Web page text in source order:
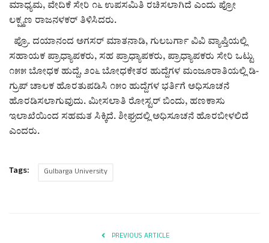
ಮಾಧ್ಯಮ, ವೇದಿಕೆ ಸೇರಿ ೧೬ ಉಪಸಮಿತಿ ರಚಿಸಲಾಗಿದೆ ಎಂದು ಪ್ರೋ
ಲಕ್ಷ್ಮಣ ರಾಜನಳಕರ್ ತಿಳಿಸಿದರು.
ಪ್ರೊ. ದಯಾನಂದ ಅಗಸರ್ ಮಾತನಾಡಿ, ಗುಲಬರ್ಗಾ ವಿವಿ ವ್ಯಾಪ್ತಿಯಲ್ಲಿ
ಸಹಾಯಕ ಪ್ರಾಧ್ಯಾಪಕರು, ಸಹ ಪ್ರಾಧ್ಯಾಪಕರು, ಪ್ರಾಧ್ಯಾಪಕರು ಸೇರಿ ಒಟ್ಟು
೧೫೫ ಬೋಧಕ ಹುದ್ದೆ, ೨೦೬ ಬೋಧಕೇತರ ಹುದ್ದೆಗಳ ಮಂಜೂರಾತಿಯಲ್ಲಿ ಡಿ-
ಗ್ರುಪ್ ಚಾಲಕ ಹೊರತುಪಡಿಸಿ ೧೫೦ ಹುದ್ದೆಗಳ ಭರ್ತಿಗೆ ಅಧಿಸೂಚನೆ
ಹೊರಡಿಸಲಾಗುವುದು. ಮೀಸಲಾತಿ ರೋಸ್ಟರ್ ಬಿಂದು, ಹಣಕಾಸು
ಇಲಾಖೆಯಿಂದ ಸಹಮತ ಸಿಕ್ಕಿದೆ. ಶೀಘ್ರದಲ್ಲಿ ಅಧಿಸೂಚನೆ ಹೊರಬೀಳಲಿದೆ
ಎಂದರು.
Tags: Gulbarga University
PREVIOUS ARTICLE